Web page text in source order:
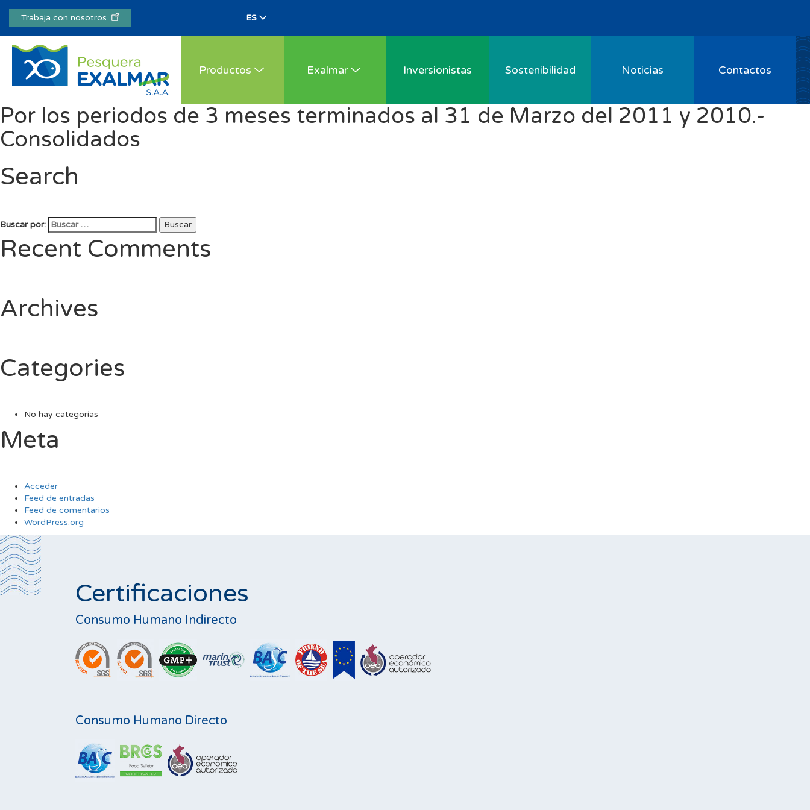
Trabaja con nosotros
Productos Exalmar Inversionistas Sostenibilidad Noticias Contactos
Por los periodos de 3 meses terminados al 31 de Marzo del 2011 y 2010.-
Consolidados
Search
Buscar por: Buscar
Recent Comments
Archives
Categories
No hay categorías
Meta
Acceder
Feed de entradas
Feed de comentarios
WordPress.org
Certificaciones
Consumo Humano Indirecto
Consumo Humano Directo